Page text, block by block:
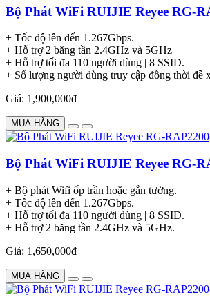
Bộ Phát WiFi RUIJIE Reyee RG-
+ Tốc độ lên đến 1.267Gbps.
+ Hỗ trợ 2 băng tần 2.4GHz và 5GHz
+ Hỗ trợ tối đa 110 người dùng | 8 SSID.
+ Số lượng người dùng truy cập đồng thời đề
Giá: 1,900,000đ
MUA HÀNG
Bộ Phát WiFi RUIJIE Reyee RG-
+ Bộ phát Wifi ốp trần hoặc gắn tường.
+ Tốc độ lên đến 1.267Gbps.
+ Hỗ trợ tối đa 110 người dùng | 8 SSID.
+ Hỗ trợ 2 băng tần 2.4GHz và 5GHz.
Giá: 1,650,000đ
MUA HÀNG